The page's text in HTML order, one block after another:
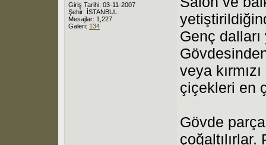
Giriş Tarihi: 03-11-2007
Şehir: İSTANBUL
Mesajlar: 1,227
Galeri: 134
Genç dalları
veya
çiçekleri en
Gövde
çoğaltılırlar.